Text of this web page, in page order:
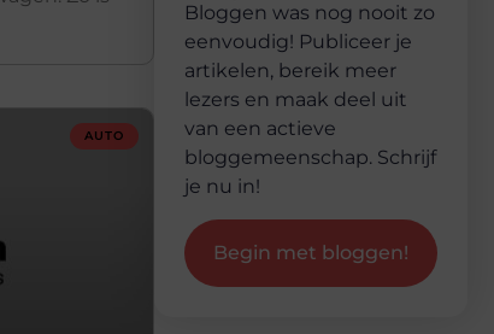
AUTO
Bloggen was nog nooit zo
eenvoudig! Publiceer je
artikelen, bereik meer
lezers en maak deel uit
van een actieve
bloggemeenschap. Schrijf
je nu in!
Begin met bloggen!